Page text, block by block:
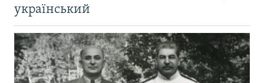
український